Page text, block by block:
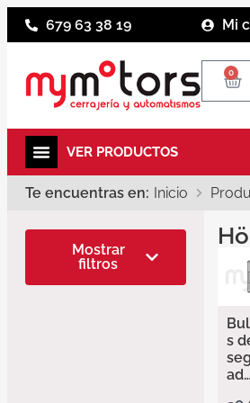
679 63 38 19 Mi
0
Te encuentras en: Inicio
Categorias
Accesorios
Hörmann
Mostrar
filtros
s
ad